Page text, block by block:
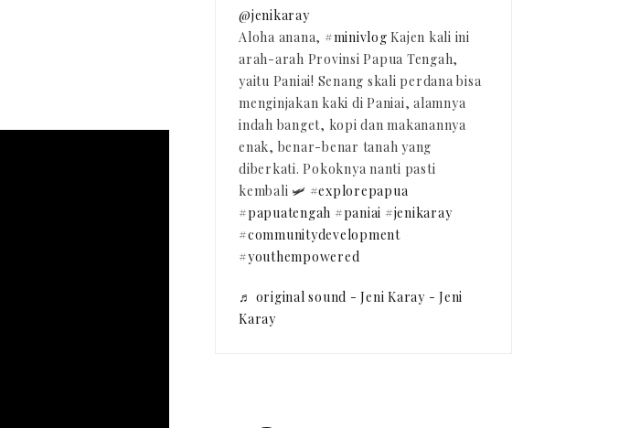
@jenikaray
Aloha anana, #minivlog Kajen kali ini
arah-arah Provinsi Papua Tengah,
yaitu Paniai! Senang skali perdana bisa
menginjakan kaki di Paniai, alamnya
indah banget, kopi dan makanannya
enak, benar-benar tanah yang
diberkati. Pokoknya nanti pasti
kembali 🛩️ #explorepapua
#papuatengah #paniai #jenikaray
#communitydevelopment
#youthempowered
♬ original sound - Jeni Karay - Jeni
Karay